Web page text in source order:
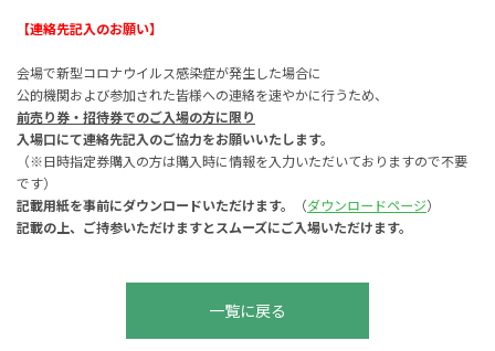
【連絡先記入のお願い】
会場で新型コロナウイルス感染症が発生した場合に
公的機関および参加された皆様への連絡を速やかに行うため、
前売り券・招待券でのご入場の方に限り
入場口にて連絡先記入のご協力をお願いいたします。
（※日時指定券購入の方は購入時に情報を入力いただいておりますので不要
です）
記載用紙を事前にダウンロードいただけます。
（ダウンロードページ）
記載の上、ご持参いただけますとスムーズにご入場いただけます。
一覧に戻る